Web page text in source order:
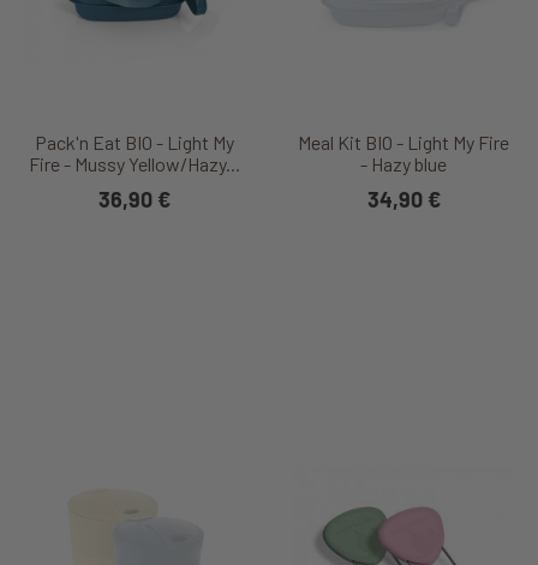
Pack'n Eat BIO - Light My
Fire - Mussy Yellow/Hazy...
36,90 €
Meal Kit BIO - Light My Fire
- Hazy blue
34,90 €